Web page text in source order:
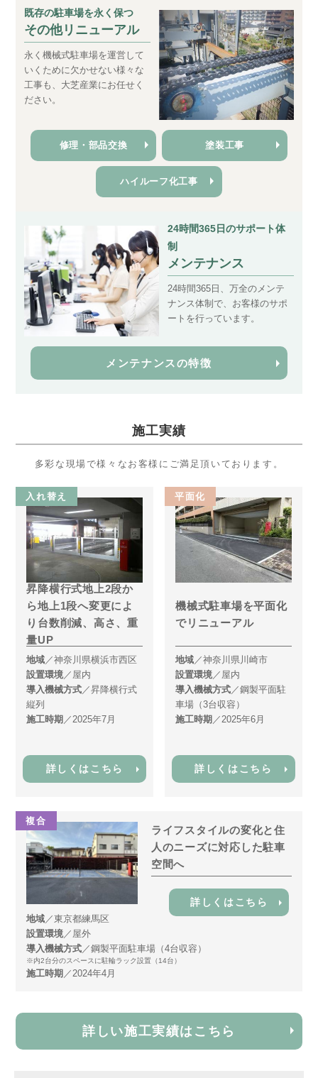
既存の駐車場を永く保つ
その他リニューアル
永く機械式駐車場を運営して
いくために欠かせない様々な
工事も、大芝産業にお任せく
ださい。
修理・部品交換 塗装工事
ハイルーフ化工事
24時間365日のサポート体
制
メンテナンス
24時間365日、万全のメンテ
ナンス体制で、お客様のサポ
ートを行っています。
メンテナンスの特徴
施工実績
多彩な現場で様々なお客様にご満足頂いております。
入れ替え
昇降横行式地上2段か
ら地上1段へ変更によ
り台数削減、高さ、重
量UP
地域 ／神奈川県横浜市西区
設置環境 ／屋内
導入機械方式 ／昇降横行式
縦列
施工時期 ／2025年7月
詳しくはこちら
平面化
機械式駐車場を平面化
でリニューアル
地域 ／神奈川県川崎市
設置環境 ／屋内
導入機械方式 ／鋼製平面駐
車場（3台収容）
施工時期 ／2025年6月
詳しくはこちら
複合
ライフスタイルの変化と住
人のニーズに対応した駐車
空間へ
地域／東京都練馬区
設置環境／屋外
導入機械方式／鋼製平面駐車場（4台収容）
※内2台分のスペースに駐輪ラック設置（14台）
施工時期 ／2024年4月
詳しくはこちら
詳しい施工実績はこちら